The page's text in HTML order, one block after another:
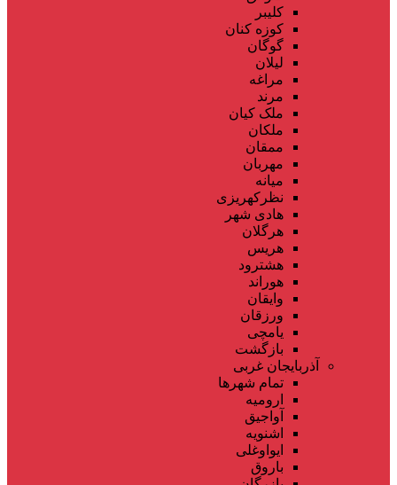
کلیبر
کوزه کنان
گوگان
لیلان
مراغه
مرند
ملک کیان
ملکان
ممقان
مهربان
میانه
نظرکهریزی
هادی شهر
هرگلان
هریس
هشترود
هوراند
وایقان
ورزقان
یامچی
بازگشت
آذربایجان غربی
تمام شهر‌ها
ارومیه
آواجیق
اشنویه
ایواوغلی
باروق